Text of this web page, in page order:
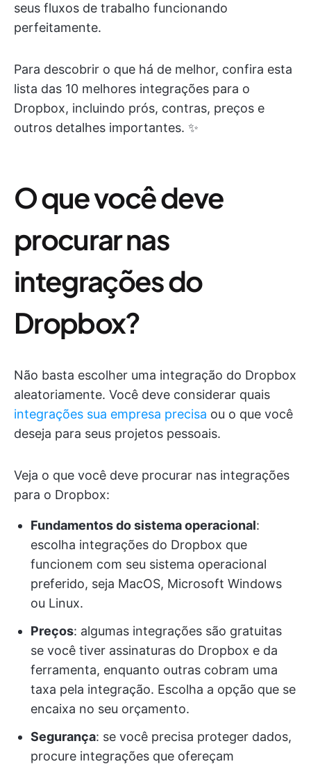
seus fluxos de trabalho funcionando
perfeitamente.
Para descobrir o que há de melhor, confira esta
lista das 10 melhores integrações para o
Dropbox, incluindo prós, contras, preços e
outros detalhes importantes. ✨
O que você deve
procurar nas
integrações do
Dropbox?
Não basta escolher uma integração do Dropbox
aleatoriamente. Você deve considerar quais
integrações sua empresa precisa ou o que você
deseja para seus projetos pessoais.
Veja o que você deve procurar nas integrações
para o Dropbox:
Fundamentos do sistema operacional:
escolha integrações do Dropbox que
funcionem com seu sistema operacional
preferido, seja MacOS, Microsoft Windows
ou Linux.
Preços: algumas integrações são gratuitas
se você tiver assinaturas do Dropbox e da
ferramenta, enquanto outras cobram uma
taxa pela integração. Escolha a opção que se
encaixa no seu orçamento.
Segurança: se você precisa proteger dados,
procure integrações que ofereçam